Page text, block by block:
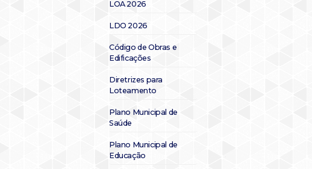
LOA 2026
LDO 2026
Código de Obras e
Edificações
Diretrizes para
Loteamento
Plano Municipal de
Saúde
Plano Municipal de
Educação